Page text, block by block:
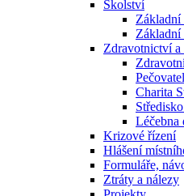
Školství
Základní
Základní
Zdravotnictví
Charita
Léčebna
Krizové řízení
Hlášení
Formuláře,
Ztráty a nálezy